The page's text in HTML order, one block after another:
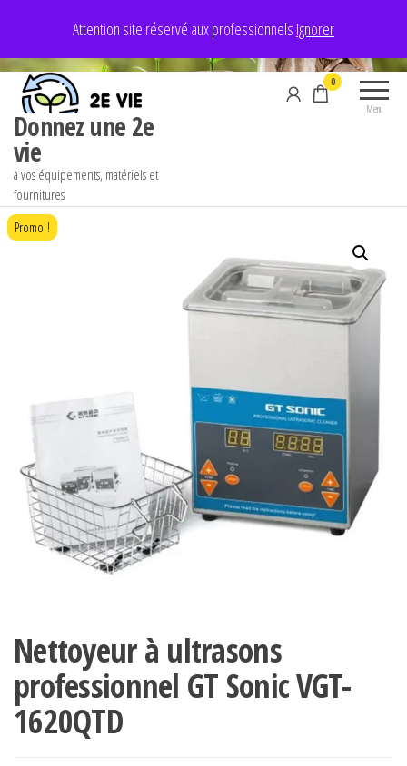
contenu
Attention site réservé aux professionnels Ignorer
Donnez une 2e
vie
à vos équipements, matériels et
fournitures
Menu
0
Promo !
Nettoyeur à ultrasons
professionnel GT Sonic VGT-
1620QTD